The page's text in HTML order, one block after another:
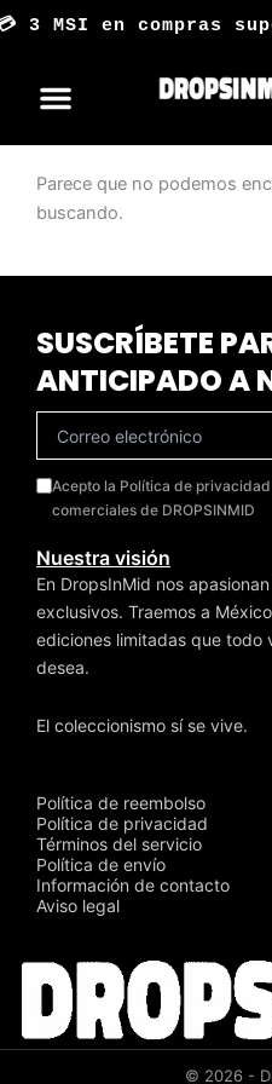
Ir
3 MSI en
Parece que no podemos
buscando.
SUSCRÍBETE
ANTICIPADO A
Acepto la Política de
comerciales de DROPSINMID
Nuestra visión
En DropsInMid nos
exclusivos. Traemos a
ediciones limitadas que todo
desea.
El coleccionismo sí se vive.
Política de reembolso
Política de privacidad
Términos del servicio
Política de envío
Información de contacto
Aviso legal
© 2026 -